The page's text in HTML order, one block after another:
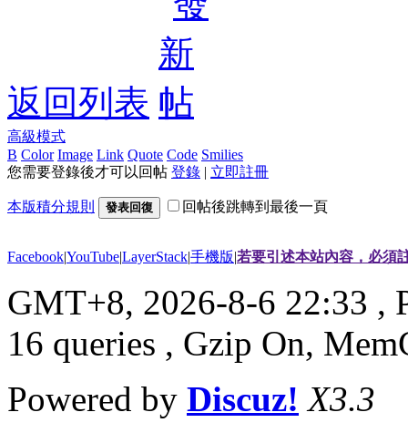
返回列表
高級模式
B Color Image Link Quote Code Smilies
您需要登錄後才可以回帖 登錄 | 立即註冊
本版積分規則 發表回復 回帖後跳轉到最後一頁
Facebook|YouTube|LayerStack|手機版|若要引述本站內容，必須
GMT+8, 2026-8-6 22:33 ,
16 queries , Gzip On,
Powered by Discuz! X3.3